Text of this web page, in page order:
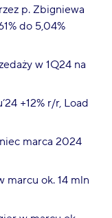
p. Zbigniewa
do 5,04%
w 1Q24 na
+12% r/r, Load
marca 2024
marcu ok. 14 mln